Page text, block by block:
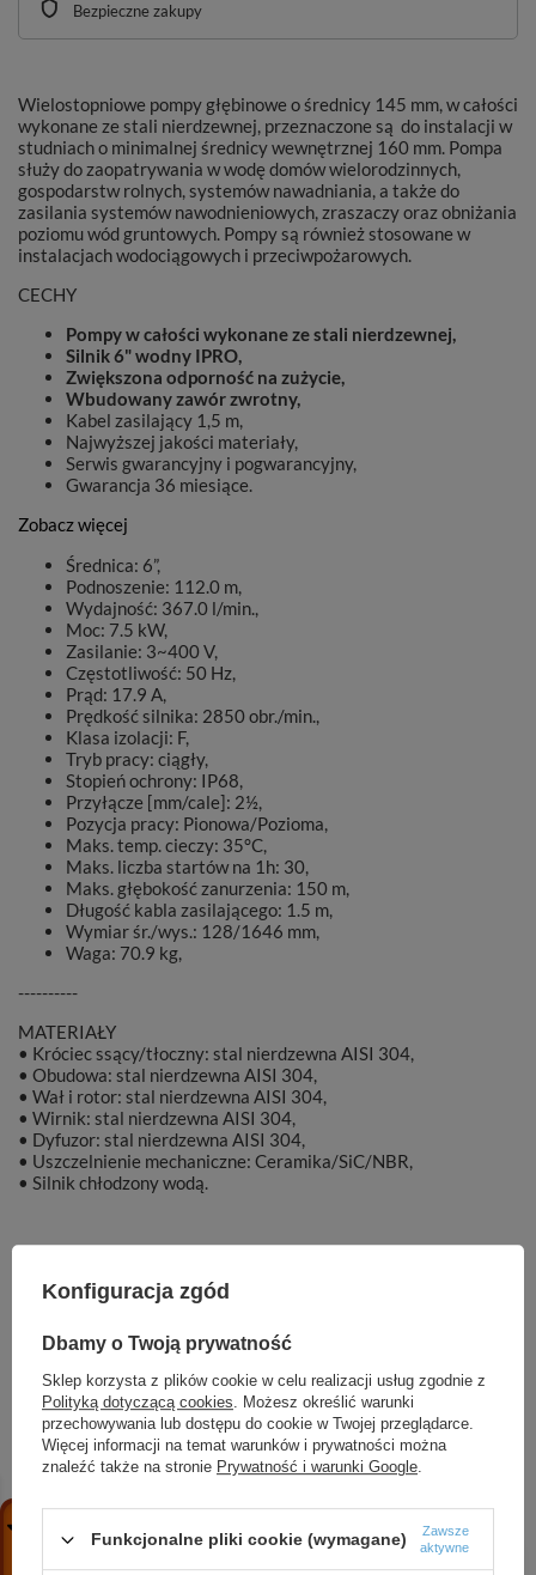
Bezpieczne zakupy
Wielostopniowe pompy głębinowe o średnicy 145 mm, w całości
wykonane ze stali nierdzewnej, przeznaczone są do instalacji w
studniach o minimalnej średnicy wewnętrznej 160 mm. Pompa
służy do zaopatrywania w wodę domów wielorodzinnych,
gospodarstw rolnych, systemów nawadniania, a także do
zasilania systemów nawodnieniowych, zraszaczy oraz obniżania
poziomu wód gruntowych. Pompy są również stosowane w
instalacjach wodociągowych i przeciwpożarowych.
CECHY
Pompy w całości wykonane ze stali nierdzewnej,
Silnik 6" wodny IPRO,
Zwiększona odporność na zużycie,
Wbudowany zawór zwrotny,
Kabel zasilający 1,5 m,
Najwyższej jakości materiały,
Serwis gwarancyjny i pogwarancyjny,
Gwarancja 36 miesiące.
Zobacz więcej
Średnica: 6”,
Podnoszenie: 112.0 m,
Wydajność: 367.0 l/min.,
Moc: 7.5 kW,
Zasilanie: 3~400 V,
Częstotliwość: 50 Hz,
Prąd: 17.9 A,
Prędkość silnika: 2850 obr./min.,
Klasa izolacji: F,
Tryb pracy: ciągły,
Stopień ochrony: IP68,
Przyłącze [mm/cale]: 2½,
Pozycja pracy: Pionowa/Pozioma,
Maks. temp. cieczy: 35°C,
Maks. liczba startów na 1h: 30,
Maks. głębokość zanurzenia: 150 m,
Długość kabla zasilającego: 1.5 m,
Wymiar śr./wys.: 128/1646 mm,
Waga: 70.9 kg,
----------
MATERIAŁY
• Króciec ssący/tłoczny: stal nierdzewna AISI 304,
• Obudowa: stal nierdzewna AISI 304,
• Wał i rotor: stal nierdzewna AISI 304,
• Wirnik: stal nierdzewna AISI 304,
• Dyfuzor: stal nierdzewna AISI 304,
• Uszczelnienie mechaniczne: Ceramika/SiC/NBR,
• Silnik chłodzony wodą.
Symbol KAT00751
ZOBACZ RÓWNIEŻ
4 IPRO 16-030 T (2,2 kW, 400 V) pompa
Konfiguracja zgód
Dbamy o Twoją prywatność
Sklep korzysta z plików cookie w celu realizacji usług zgodnie z
Polityką dotyczącą cookies. Możesz określić warunki
przechowywania lub dostępu do cookie w Twojej przeglądarce.
Więcej informacji na temat warunków i prywatności można
znaleźć także na stronie Prywatność i warunki Google.
Funkcjonalne pliki cookie (wymagane)
Zawsze
aktywne